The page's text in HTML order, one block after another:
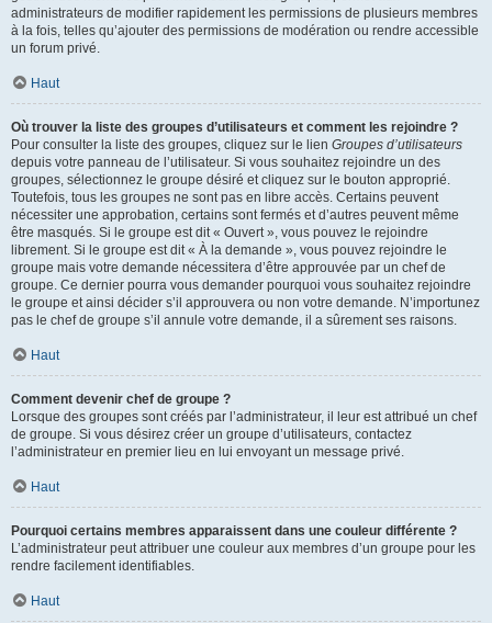
administrateurs de modifier rapidement les permissions de plusieurs membres
à la fois, telles qu’ajouter des permissions de modération ou rendre accessible
un forum privé.
Haut
Où trouver la liste des groupes d’utilisateurs et comment les rejoindre ?
Pour consulter la liste des groupes, cliquez sur le lien Groupes d’utilisateurs
depuis votre panneau de l’utilisateur. Si vous souhaitez rejoindre un des
groupes, sélectionnez le groupe désiré et cliquez sur le bouton approprié.
Toutefois, tous les groupes ne sont pas en libre accès. Certains peuvent
nécessiter une approbation, certains sont fermés et d’autres peuvent même
être masqués. Si le groupe est dit « Ouvert », vous pouvez le rejoindre
librement. Si le groupe est dit « À la demande », vous pouvez rejoindre le
groupe mais votre demande nécessitera d’être approuvée par un chef de
groupe. Ce dernier pourra vous demander pourquoi vous souhaitez rejoindre
le groupe et ainsi décider s’il approuvera ou non votre demande. N’importunez
pas le chef de groupe s’il annule votre demande, il a sûrement ses raisons.
Haut
Comment devenir chef de groupe ?
Lorsque des groupes sont créés par l’administrateur, il leur est attribué un chef
de groupe. Si vous désirez créer un groupe d’utilisateurs, contactez
l’administrateur en premier lieu en lui envoyant un message privé.
Haut
Pourquoi certains membres apparaissent dans une couleur différente ?
L’administrateur peut attribuer une couleur aux membres d’un groupe pour les
rendre facilement identifiables.
Haut